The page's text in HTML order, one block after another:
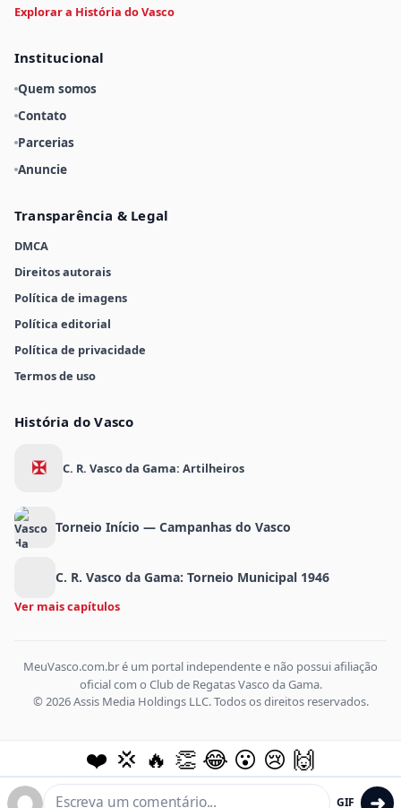
Explorar a História do Vasco
Institucional
Quem somos
Contato
Parcerias
Anuncie
Transparência & Legal
DMCA
Direitos autorais
Política de imagens
Política editorial
Política de privacidade
Termos de uso
História do Vasco
✠ C. R. Vasco da Gama: Artilheiros
Torneio Início — Campanhas do Vasco
C. R. Vasco da Gama: Torneio Municipal 1946
Ver mais capítulos
MeuVasco.com.br é um portal independente e não possui afiliação
oficial com o Club de Regatas Vasco da Gama.
© 2026 Assis Media Holdings LLC. Todos os direitos reservados.
GIF ➜
❤️ 💢 🔥 👏 😂 😮 😢 🙌